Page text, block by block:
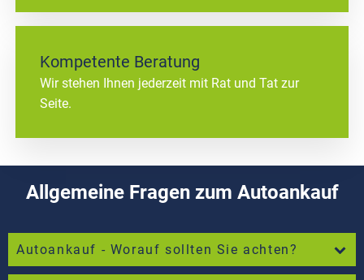
Kompetente Beratung
Wir stehen Ihnen jederzeit mit Rat und Tat zur
Seite.
Allgemeine Fragen zum Autoankauf
Autoankauf - Worauf sollten Sie achten?